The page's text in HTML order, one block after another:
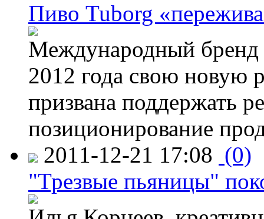
Пиво Tuborg
Международный бренд
2012 года свою новую
призвана поддержать
позиционирование
2011-12-21 17:08 (0)
"Трезвые пьяницы"